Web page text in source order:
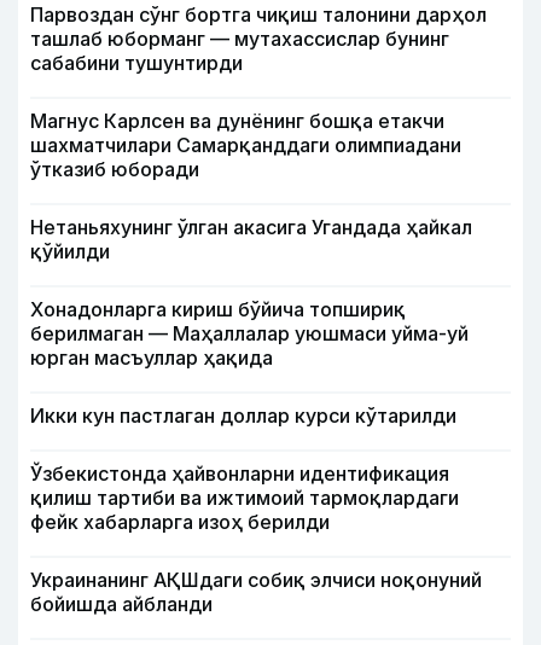
Парвоздан сўнг бортга чиқиш талонини дарҳол
ташлаб юборманг — мутахассислар бунинг
сабабини тушунтирди
Магнус Карлсен ва дунёнинг бошқа етакчи
шахматчилари Самарқанддаги олимпиадани
ўтказиб юборади
Нетаньяхунинг ўлган акасига Угандада ҳайкал
қўйилди
Хонадонларга кириш бўйича топшириқ
берилмаган — Маҳаллалар уюшмаси уйма-уй
юрган масъуллар ҳақида
Икки кун пастлаган доллар курси кўтарилди
Ўзбекистонда ҳайвонларни идентификация
қилиш тартиби ва ижтимоий тармоқлардаги
фейк хабарларга изоҳ берилди
Украинанинг АҚШдаги собиқ элчиси ноқонуний
бойишда айбланди